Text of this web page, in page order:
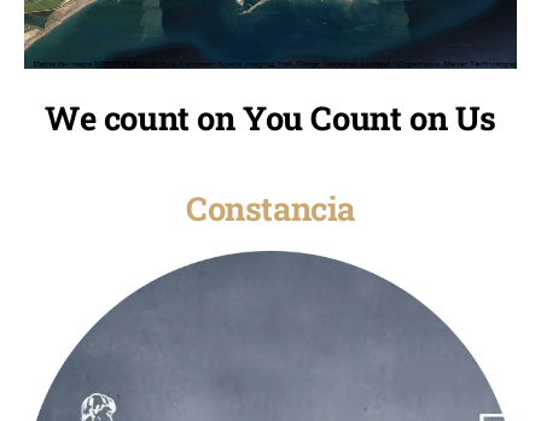
We count on You Count on Us
Constancia